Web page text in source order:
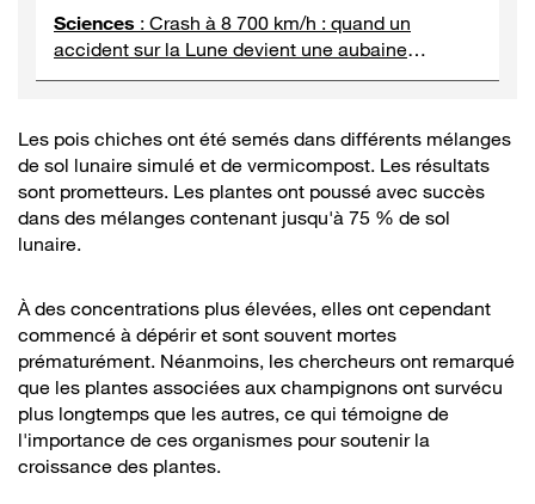
Sciences : Crash à 8 700 km/h : quand un
accident sur la Lune devient une aubaine
scientifique et questionne le droit
Les pois chiches ont été semés dans différents mélanges
de sol lunaire simulé et de vermicompost. Les résultats
sont prometteurs. Les plantes ont poussé avec succès
dans des mélanges contenant jusqu'à 75 % de sol
lunaire.
À des concentrations plus élevées, elles ont cependant
commencé à dépérir et sont souvent mortes
prématurément. Néanmoins, les chercheurs ont remarqué
que les plantes associées aux champignons ont survécu
plus longtemps que les autres, ce qui témoigne de
l'importance de ces organismes pour soutenir la
croissance des plantes.